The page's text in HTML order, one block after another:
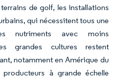
de golf, les installations
qui nécessitent tous une
nutriments avec moins
grandes cultures restent
notamment en Amérique du
à grande échelle